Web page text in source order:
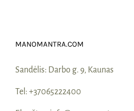
MANOMANTRA.COM
Sandėlis: Darbo g. 9, Kaunas
Tel: +37065222400